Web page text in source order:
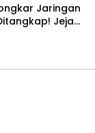
Jaringan
Jejak